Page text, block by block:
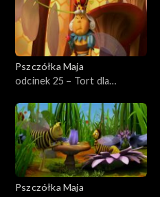
Pszczółka Maja
odcinek 25 – Tort dla
Pszczółka Maja